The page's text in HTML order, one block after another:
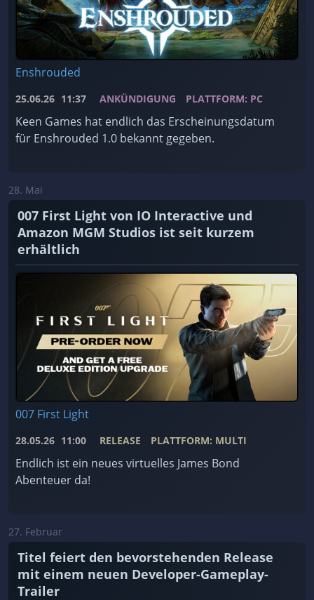
Enshrouded
25.06.26 11:37 ANKÜNDIGUNG PLATTFORM: PC
Keen Games hat endlich das Erscheinungsdatum
für Enshrouded 1.0 bekannt gegeben.
28. Mai
007 First Light von IO Interactive und
Amazon MGM Studios ist seit kurzem
erhältlich
007 First Light
28.05.26 11:00 RELEASE PLATTFORM: MULTI
Endlich ist ein neues virtuelles James Bond
Abenteuer da!
27. Februar
Titel feiert den bevorstehenden Release
mit einem neuen Developer-Gameplay-
Trailer